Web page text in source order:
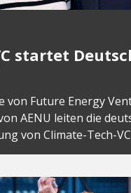
startet
von Future Energy
AENU leiten die
von Climate-Tech-